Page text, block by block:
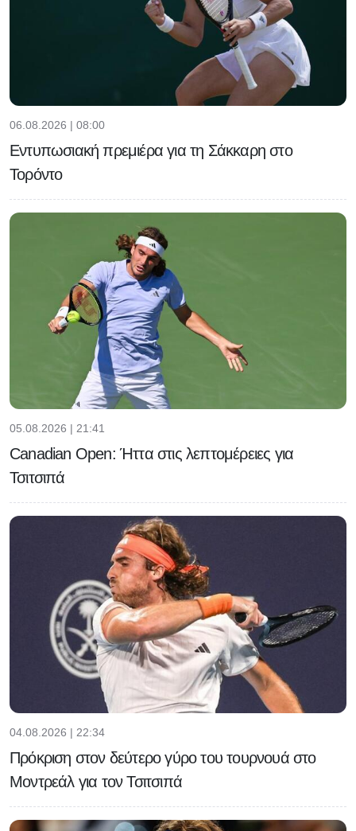
06.08.2026 | 08:00
Εντυπωσιακή πρεμιέρα για τη Σάκκαρη στο
Τορόντο
05.08.2026 | 21:41
Canadian Open: Ήττα στις λεπτομέρειες για
Τσιτσιπά
04.08.2026 | 22:34
Πρόκριση στον δεύτερο γύρο του τουρνουά στο
Μοντρεάλ για τον Τσιτσιπά